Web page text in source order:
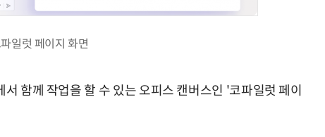
일럿 페이지 화면
함께 작업을 할 수 있는 오피스 캔버스인 '코파일럿 페이